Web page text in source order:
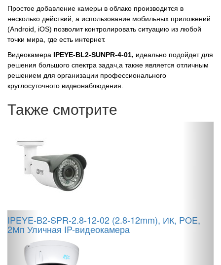
Простое добавление камеры в облако производится в
несколько действий, а использование мобильных приложений
(Android, iOS) позволит контролировать ситуацию из любой
точки мира, где есть интернет.
Видеокамера IPEYE-BL2-SUNPR-4-01, идеально подойдет для
решения большого спектра задач,а также является отличным
решением для организации профессионального
круглосуточного видеонаблюдения.
Также смотрите
IPEYE-B2-SPR-2.8-12-02 (2.8-12mm), ИК, POE,
2Мп Уличная IP-видеокамера